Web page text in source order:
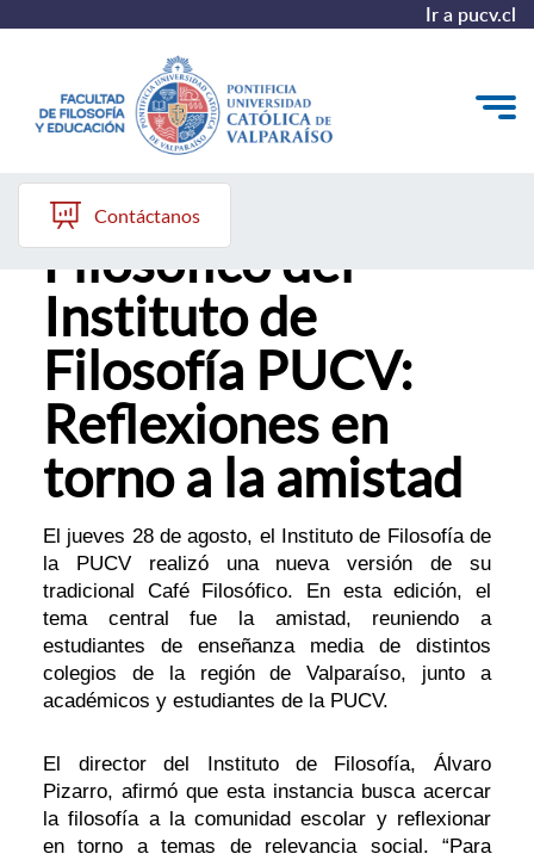
Ir a pucv.cl
Quiénes somos
Líneas de trabajo 2025-2028
Historia
Proyecto Conocimientos 2030
Reportes
Contáctanos
XIV Café
Filosófico del
Instituto de
Filosofía PUCV:
Reflexiones en
torno a la amistad
El jueves 28 de agosto, el Instituto de Filosofía de
la PUCV realizó una nueva versión de su
tradicional Café Filosófico. En esta edición, el
tema central fue la amistad, reuniendo a
estudiantes de enseñanza media de distintos
colegios de la región de Valparaíso, junto a
académicos y estudiantes de la PUCV.
El director del Instituto de Filosofía, Álvaro
Pizarro, afirmó que esta instancia busca acercar
la filosofía a la comunidad escolar y reflexionar
en torno a temas de relevancia social. “Para